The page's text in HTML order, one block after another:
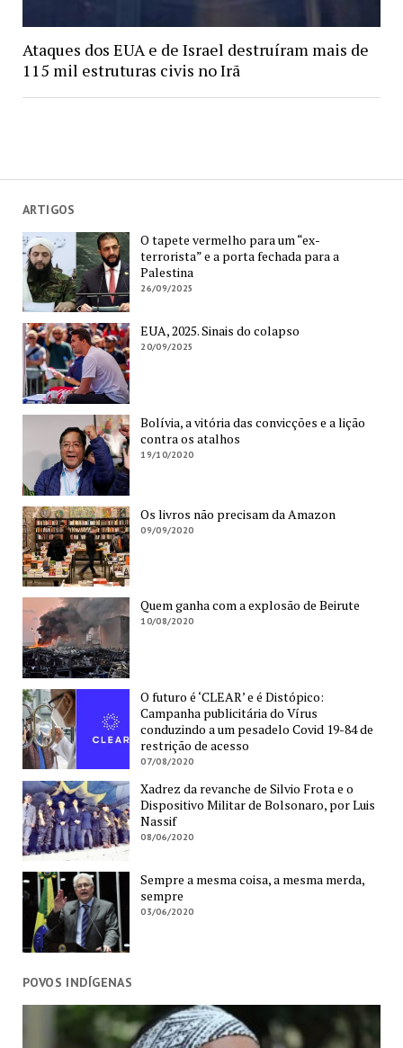
Ataques dos EUA e de Israel destruíram mais de
115 mil estruturas civis no Irã
ARTIGOS
O tapete vermelho para um “ex-
terrorista” e a porta fechada para a
Palestina
26/09/2025
EUA, 2025. Sinais do colapso
20/09/2025
Bolívia, a vitória das convicções e a lição
contra os atalhos
19/10/2020
Os livros não precisam da Amazon
09/09/2020
Quem ganha com a explosão de Beirute
10/08/2020
O futuro é ‘CLEAR’ e é Distópico:
Campanha publicitária do Vírus
conduzindo a um pesadelo Covid 19-84 de
restrição de acesso
07/08/2020
Xadrez da revanche de Silvio Frota e o
Dispositivo Militar de Bolsonaro, por Luis
Nassif
08/06/2020
Sempre a mesma coisa, a mesma merda,
sempre
03/06/2020
POVOS INDÍGENAS